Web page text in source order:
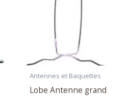
Antennes et Baquettes
Lobe Antenne grand